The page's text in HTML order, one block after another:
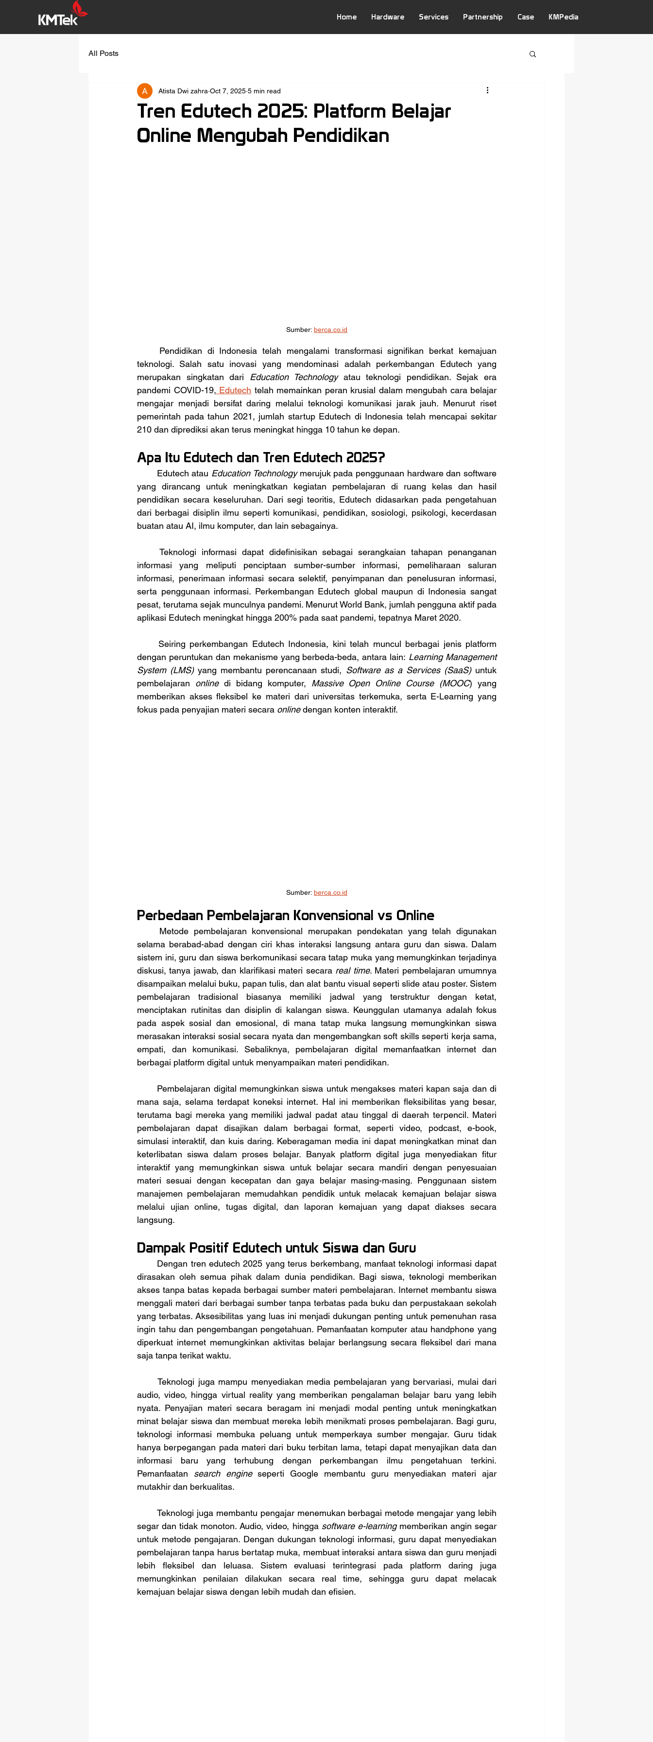
Home Hardware Services Partnership Case KMPedia
All Posts
Tren Edutech 2025: Platform Belajar
Online Mengubah Pendidikan
Atista Dwi zahra Oct 7, 2025 5 min read
Sumber: berca.co.id
teknologi. Salah satu inovasi yang mendominasi adalah perkembangan Edutech yang
merupakan singkatan dari
Education Technology atau teknologi pendidikan. Sejak era
pandemi COVID-19, Edutech telah memainkan peran krusial dalam mengubah cara belajar
mengajar menjadi bersifat daring melalui teknologi komunikasi jarak jauh. Menurut riset
pemerintah pada tahun 2021, jumlah startup Edutech di Indonesia telah mencapai sekitar
210 dan diprediksi akan terus meningkat hingga 10 tahun ke depan.
Apa Itu Edutech dan Tren Edutech 2025?
	Edutech atau
Education Technology merujuk pada penggunaan hardware dan software
yang dirancang untuk meningkatkan kegiatan pembelajaran di ruang kelas dan hasil
pendidikan secara keseluruhan. Dari segi teoritis, Edutech didasarkan pada pengetahuan
dari berbagai disiplin ilmu seperti komunikasi, pendidikan, sosiologi, psikologi, kecerdasan
buatan atau AI, ilmu komputer, dan lain sebagainya.
informasi yang meliputi penciptaan sumber-sumber informasi, pemeliharaan saluran
informasi, penerimaan informasi secara selektif, penyimpanan dan penelusuran informasi,
serta penggunaan informasi. Perkembangan Edutech global maupun di Indonesia sangat
pesat, terutama sejak munculnya pandemi. Menurut World Bank, jumlah pengguna aktif pada
aplikasi Edutech meningkat hingga 200% pada saat pandemi, tepatnya Maret 2020.
dengan peruntukan dan mekanisme yang berbeda-beda, antara lain: Learning Management
System (LMS) yang membantu perencanaan studi, Software as a Services (SaaS) untuk
pembelajaran online di bidang komputer, Massive Open Online Course (MOOC) yang
memberikan akses fleksibel ke materi dari universitas terkemuka, serta E-Learning yang
fokus pada penyajian materi secara online dengan konten interaktif.
Sumber: berca.co.id
Perbedaan Pembelajaran Konvensional vs Online
selama berabad-abad dengan ciri khas interaksi langsung antara guru dan siswa. Dalam
sistem ini, guru dan siswa berkomunikasi secara tatap muka yang memungkinkan terjadinya
diskusi, tanya jawab, dan klarifikasi materi secara real time. Materi pembelajaran umumnya
disampaikan melalui buku, papan tulis, dan alat bantu visual seperti slide atau poster. Sistem
pembelajaran tradisional biasanya memiliki jadwal yang terstruktur dengan ketat,
menciptakan rutinitas dan disiplin di kalangan siswa. Keunggulan utamanya adalah fokus
pada aspek sosial dan emosional, di mana tatap muka langsung memungkinkan siswa
merasakan interaksi sosial secara nyata dan mengembangkan soft skills seperti kerja sama,
empati, dan komunikasi. Sebaliknya, pembelajaran digital memanfaatkan internet dan
berbagai platform digital untuk menyampaikan materi pendidikan.
mana saja, selama terdapat koneksi internet. Hal ini memberikan fleksibilitas yang besar,
terutama bagi mereka yang memiliki jadwal padat atau tinggal di daerah terpencil. Materi
pembelajaran dapat disajikan dalam berbagai format, seperti video, podcast, e-book,
simulasi interaktif, dan kuis daring. Keberagaman media ini dapat meningkatkan minat dan
keterlibatan siswa dalam proses belajar. Banyak platform digital juga menyediakan fitur
interaktif yang memungkinkan siswa untuk belajar secara mandiri dengan penyesuaian
materi sesuai dengan kecepatan dan gaya belajar masing-masing. Penggunaan sistem
manajemen pembelajaran memudahkan pendidik untuk melacak kemajuan belajar siswa
melalui ujian online, tugas digital, dan laporan kemajuan yang dapat diakses secara
langsung.
Dampak Positif Edutech untuk Siswa dan Guru
dirasakan oleh semua pihak dalam dunia pendidikan. Bagi siswa, teknologi memberikan
akses tanpa batas kepada berbagai sumber materi pembelajaran. Internet membantu siswa
menggali materi dari berbagai sumber tanpa terbatas pada buku dan perpustakaan sekolah
yang terbatas. Aksesibilitas yang luas ini menjadi dukungan penting untuk pemenuhan rasa
ingin tahu dan pengembangan pengetahuan. Pemanfaatan komputer atau handphone yang
diperkuat internet memungkinkan aktivitas belajar berlangsung secara fleksibel dari mana
saja tanpa terikat waktu.
	Teknologi juga mampu menyediakan media pembelajaran yang bervariasi, mulai dari
audio, video, hingga virtual reality yang memberikan pengalaman belajar baru yang lebih
nyata. Penyajian materi secara beragam ini menjadi modal penting untuk meningkatkan
minat belajar siswa dan membuat mereka lebih menikmati proses pembelajaran. Bagi guru,
teknologi informasi membuka peluang untuk memperkaya sumber mengajar. Guru tidak
hanya berpegangan pada materi dari buku terbitan lama, tetapi dapat menyajikan data dan
informasi baru yang terhubung dengan perkembangan ilmu pengetahuan terkini.
Pemanfaatan search engine seperti Google membantu guru menyediakan materi ajar
mutakhir dan berkualitas.
segar dan tidak monoton. Audio, video, hingga software e-learning memberikan angin segar
untuk metode pengajaran. Dengan dukungan teknologi informasi, guru dapat menyediakan
pembelajaran tanpa harus bertatap muka, membuat interaksi antara siswa dan guru menjadi
lebih fleksibel dan leluasa. Sistem evaluasi terintegrasi pada platform daring juga
memungkinkan penilaian dilakukan secara real time, sehingga guru dapat melacak
kemajuan belajar siswa dengan lebih mudah dan efisien.